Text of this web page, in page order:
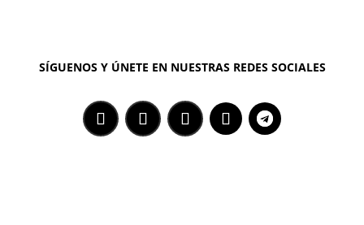
SÍGUENOS Y ÚNETE EN NUESTRAS REDES SOCIALES